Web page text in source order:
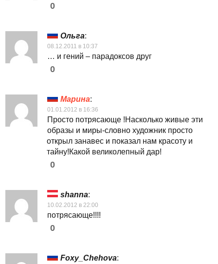
0
Ольга:
08.12.2011 в 10:37
… и гений – парадоксов друг
0
Марина:
01.01.2012 в 16:36
Просто потрясающе !Насколько живые эти
образы и миры-словно художник просто
открыл занавес и показал нам красоту и
тайну!Какой великолепный дар!
0
shanna:
10.02.2012 в 22:00
потрясающе!!!!
0
Foxy_Chehova: